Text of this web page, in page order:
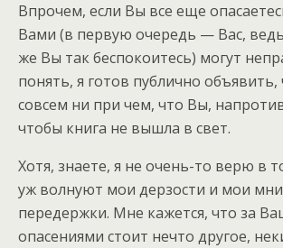
Впрочем, если Вы все еще
Вами (в первую очередь — Вас,
же Вы так беспокоитесь) могут
понять, я готов публично объявить,
совсем ни при чем, что Вы,
чтобы книга не вышла в свет.
Хотя, знаете, я не очень-то верю в
уж волнуют мои дерзости и мои
передержки. Мне кажется, что за
опасениями стоит нечто другое,